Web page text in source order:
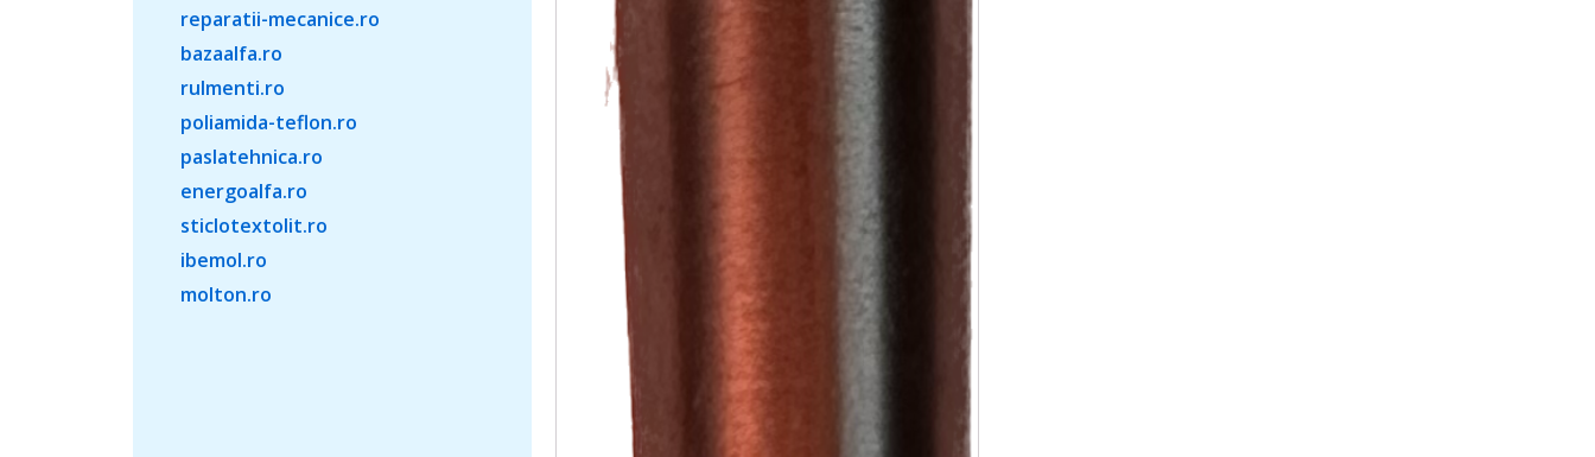
reparatii-mecanice.ro
bazaalfa.ro
rulmenti.ro
poliamida-teflon.ro
paslatehnica.ro
energoalfa.ro
sticlotextolit.ro
ibemol.ro
molton.ro